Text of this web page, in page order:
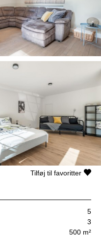
5
3
500 m²
Tilføj til favoritter